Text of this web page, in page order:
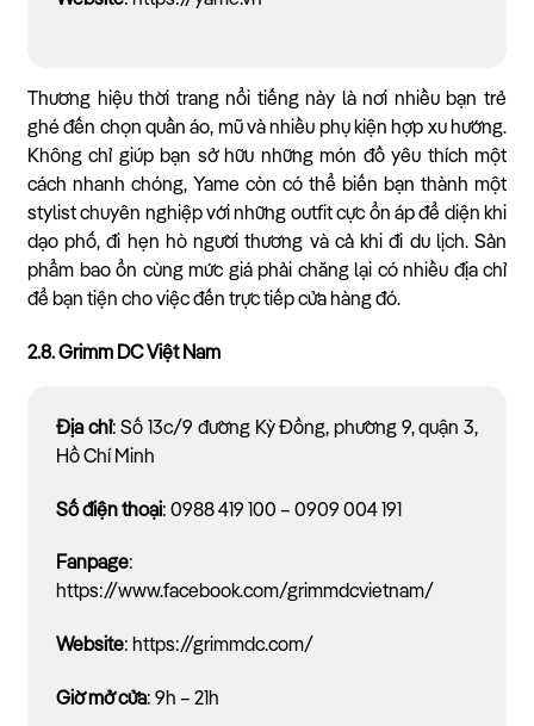
Thương hiệu thời trang nổi tiếng này là nơi nhiều bạn trẻ
ghé đến chọn quần áo, mũ và nhiều phụ kiện hợp xu hướng.
Không chỉ giúp bạn sở hữu những món đồ yêu thích một
cách nhanh chóng, Yame còn có thể biến bạn thành một
stylist chuyên nghiệp với những outfit cực ổn áp để diện khi
dạo phố, đi hẹn hò người thương và cả khi đi du lịch. Sản
phẩm bao ổn cùng mức giá phải chăng lại có nhiều địa chỉ
để bạn tiện cho việc đến trực tiếp cửa hàng đó.
2.8. Grimm DC Việt Nam
Địa chỉ: Số 13c/9 đường Kỳ Đồng, phường 9, quận 3,
Hồ Chí Minh
Số điện thoại: 0988 419 100 – 0909 004 191
Fanpage:
https://www.facebook.com/grimmdcvietnam/
Website: https://grimmdc.com/
Giờ mở cửa: 9h – 21h